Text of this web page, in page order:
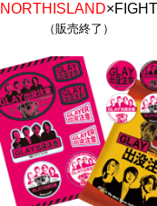
NORTHISLAND
（販売終了）